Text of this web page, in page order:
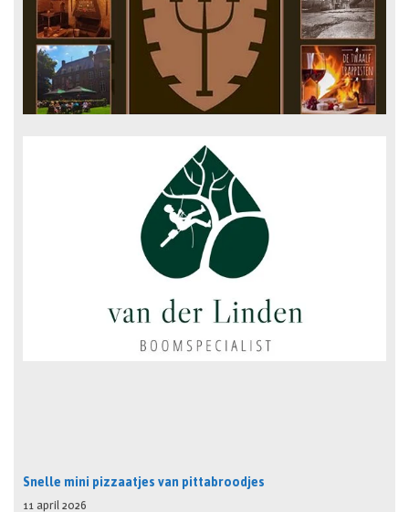
Snelle mini pizzaatjes van pittabroodjes
11 april 2026